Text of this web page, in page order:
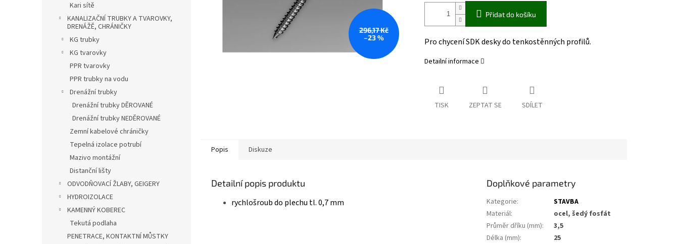
Kari sítě
KANALIZAČNÍ TRUBKY A TVAROVKY,
DRENÁŽĚ, CHRÁNIČKY
KG trubky
KG tvarovky
PPR tvarovky
PPR trubky na vodu
Drenážní trubky
Drenážní trubky DĚROVANÉ
Drenážní trubky NEDĚROVANÉ
Zemní kabelové chráničky
Tepelná izolace potrubí
Mazivo montážní
Distanční lišty
ODVODŇOVACÍ ŽLABY, GEIGERY
HYDROIZOLACE
KAMENNÝ KOBEREC
Tekutá podlaha
PENETRACE, KONTAKTNÍ MŮSTKY
296,17 Kč
–23 %
Přidat do košíku
Pro chycení SDK desky do tenkostěnných profilů.
Detailní informace
TISK ZEPTAT SE SDÍLET
Popis Diskuze
Detailní popis produktu
rychlošroub do plechu tl. 0,7 mm
Doplňkové parametry
Kategorie:
STAVBA
Materiál:
ocel, šedý fosfát
Průměr dříku (mm):
3,5
Délka (mm):
25